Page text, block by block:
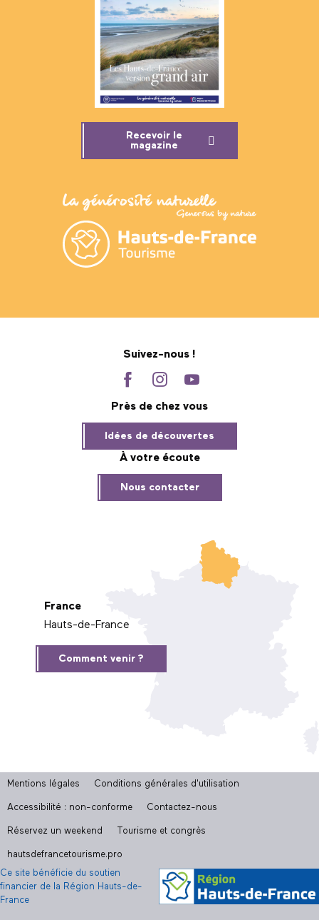
Recevoir le
magazine
Suivez-nous !
Près de chez vous
Idées de découvertes
À votre écoute
Nous contacter
France
Hauts-de-France
Comment venir ?
Mentions légales Conditions générales d'utilisation
Accessibilité : non-conforme Contactez-nous
Réservez un weekend Tourisme et congrès
hautsdefrancetourisme.pro
Ce site bénéficie du soutien
financier de la Région Hauts-de-
France